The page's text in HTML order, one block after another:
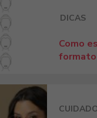
DICAS
Como